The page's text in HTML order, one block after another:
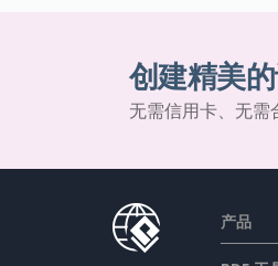
创建精美
无需信用卡、无需
产品